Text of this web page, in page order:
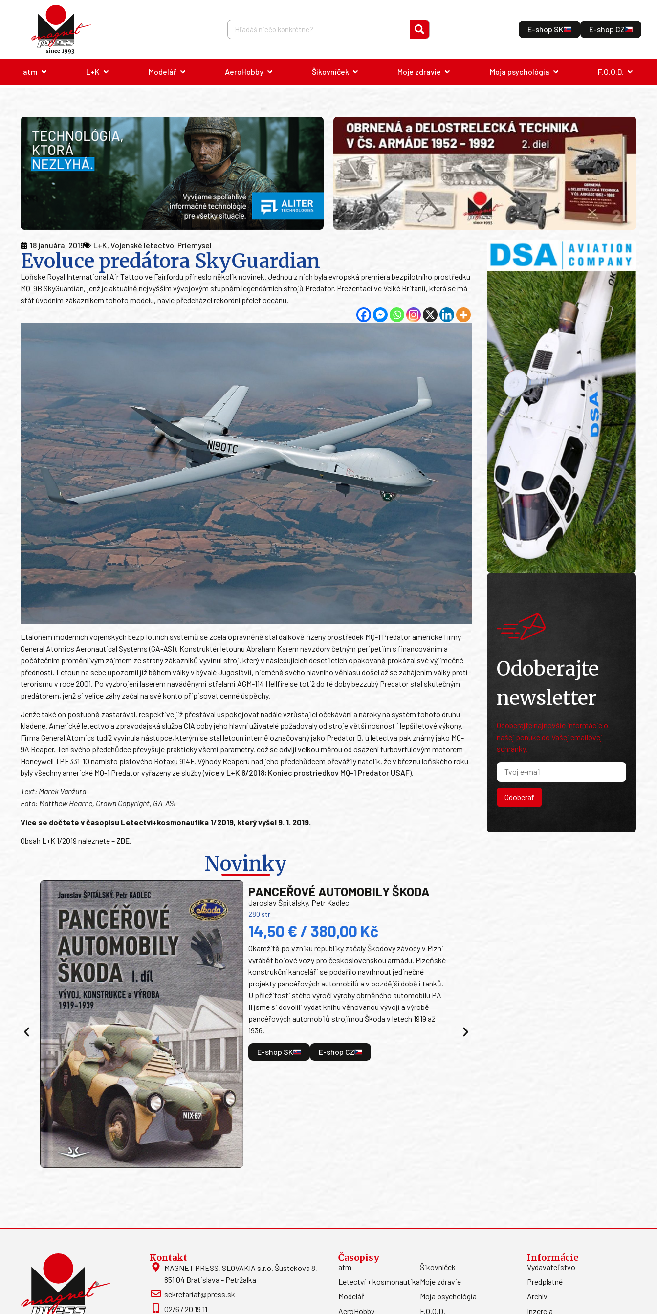
E-shop SK E-shop CZ
atm L+K Modelář AeroHobby Šikovníček Moje zdravie Moja psychológia F.O.O.D.
18 januára, 2019 L+K, Vojenské letectvo, Priemysel
Evoluce predátora SkyGuardian
Loňské Royal International Air Tattoo ve Fairfordu přineslo několik novinek. Jednou z nich byla evropská premiéra bezpilotního prostředku
MQ-9B SkyGuardian, jenž je aktuálně nejvyšším vývojovým stupněm legendárních strojů Predator. Prezentaci ve Velké Británii, která se má
stát úvodním zákazníkem tohoto modelu, navíc předcházel rekordní přelet oceánu.
Etalonem moderních vojenských bezpilotních systémů se zcela oprávněně stal dálkově řízený prostředek MQ-1 Predator americké firmy
General Atomics Aeronautical Systems (GA-ASI). Konstruktér letounu Abraham Karem navzdory četným peripetiím s financováním a
počátečním proměnlivým zájmem ze strany zákazníků vyvinul stroj, který v následujících desetiletích opakovaně prokázal své výjimečné
přednosti. Letoun na sebe upozornil již během války v bývalé Jugoslávii, nicméně svého hlavního věhlasu došel až se zahájením války proti
terorismu v roce 2001. Po vyzbrojení laserem naváděnými střelami AGM-114 Hellfire se totiž do té doby bezzubý Predator stal skutečným
predátorem, jenž si velice záhy začal na své konto připisovat cenné úspěchy.
Jenže také on postupně zastarával, respektive již přestával uspokojovat nadále vzrůstající očekávání a nároky na systém tohoto druhu
kladené. Americké letectvo a zpravodajská služba CIA coby jeho hlavní uživatelé požadovaly od stroje větší nosnost i lepší letové výkony.
Firma General Atomics tudíž vyvinula nástupce, kterým se stal letoun interně označovaný jako Predator B, u letectva pak známý jako MQ-
9A Reaper. Ten svého předchůdce převyšuje prakticky všemi parametry, což se odvíjí velkou měrou od osazení turbovrtulovým motorem
Honeywell TPE331-10 namísto pístového Rotaxu 914F. Výhody Reaperu nad jeho předchůdcem převážily natolik, že v březnu loňského roku
byly všechny americké MQ-1 Predator vyřazeny ze služby (více v L+K 6/2018; Koniec prostriedkov MQ-1 Predator USAF).
Text: Marek Vanžura
Foto: Matthew Hearne, Crown Copyright, GA-ASI
Více se dočtete v časopisu Letectví+kosmonautika 1/2019, který vyšel 9. 1. 2019.
Obsah L+K 1/2019 naleznete – ZDE.
Novinky
PANCEŘOVÉ AUTOMOBILY ŠKODA
Jaroslav Špitálský, Petr Kadlec
280 str.
14,50 € / 380,00 Kč
Okamžitě po vzniku republiky začaly Škodovy závody v Plzni
vyrábět bojové vozy pro československou armádu. Plzeňské
konstrukční kanceláři se podařilo navrhnout jedinečné
projekty pancéřových automobilů a v pozdější době i tanků.
U příležitosti stého výročí výroby obrněného automobilu PA-
II jsme si dovolili vydat knihu věnovanou vývoji a výrobě
pancéřových automobilů strojírnou Škoda v letech 1919 až
1936.
E-shop SK E-shop CZ
Odoberajte
newsletter
Odoberajte najnovšie informácie o
našej ponuke do Vašej emailovej
schránky.
Odoberať
Kontakt
MAGNET PRESS, SLOVAKIA s.r.o. Šustekova 8,
851 04 Bratislava - Petržalka
sekretariat@press.sk
02/67 20 19 11
Časopisy
atm
Letectví + kosmonautika
Modelář
AeroHobby
Šikovníček
Moje zdravie
Moja psychológia
F.O.O.D.
Informácie
Vydavateľstvo
Predplatné
Archív
Inzercia